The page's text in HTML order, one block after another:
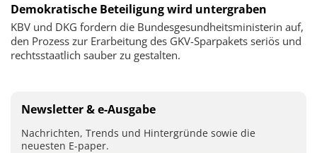
Demokratische Beteiligung wird untergraben
KBV und DKG fordern die Bundesgesundheitsministerin auf,
den Prozess zur Erarbeitung des GKV-Sparpakets seriös und
rechtsstaatlich sauber zu gestalten.
Newsletter & e-Ausgabe
Nachrichten, Trends und Hintergründe sowie die
neuesten E-paper.